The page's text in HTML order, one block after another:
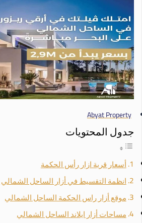
Abyat Property
جدول المحتويات
أسعار قرية ازار رأس الحكمة
انظمة التقسيط في أزار الساحل الشمالي
موقع أزار راس الحكمة الساحل الشمالي
مساحات أزار ايلاند الساحل الشمالي